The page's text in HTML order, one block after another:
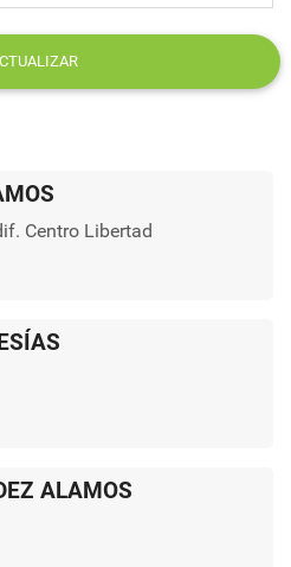
Centro Libertad
ALAMOS